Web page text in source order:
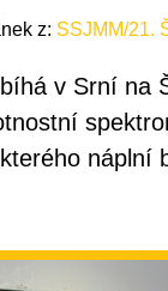
z: SSJMM/21.
v Srní na
náplní